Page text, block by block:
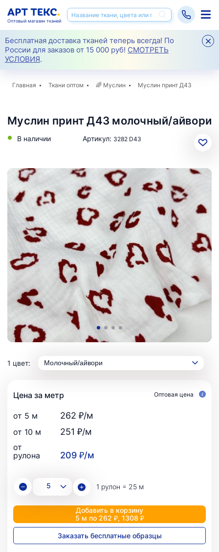
Бесплатная доставка тканей теперь всегда! По
России для заказов от 15 000 руб! СМОТРЕТЬ
УСЛОВИЯ.
Оптовый магазин тканей
Главная Ткани оптом 🌈 Муслин Муслин принт Д43
Муслин принт Д43 молочный/айвори
В наличии Артикул: 3282 D43
1 цвет: Молочный/айвори
Цена за метр Оптовая цена
от 5 м 262 ₽/м
от 10 м 251 ₽/м
от
рулона
209 ₽/м
1 рулон = 25 м
Добавить в корзину
5 м по 262 ₽, 1308 ₽
Заказать бесплатные образцы